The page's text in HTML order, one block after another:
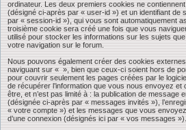
ordinateur. Les deux premiers cookies ne contiennent
(désigné ci-après par « user-id ») et un identifiant de
par « session-id »), qui vous sont automatiquement
troisième cookie sera créé une fois que vous
utilisé pour stocker les informations sur les sujets
votre navigation sur le forum.
Nous pouvons également créer des cookies
naviguant sur « », bien que ceux-ci soient hors de
pour couvrir seulement les pages créées par le
de récupérer l’information que vous nous envoyez
être, et n’est pas limité à : la publication de message
(désignée ci-après par « messages invités »),
« votre compte ») et les messages que vous
d’une connexion (désignés ici par « vos messages »).